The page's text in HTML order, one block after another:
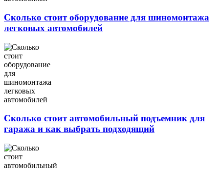
Сколько стоит оборудование для шиномонтажа
легковых автомобилей
Сколько стоит автомобильный подъемник для
гаража и как выбрать подходящий